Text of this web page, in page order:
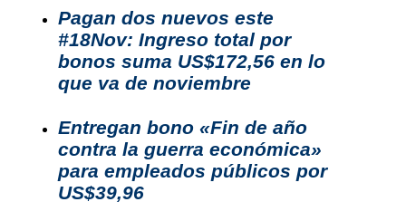
Pagan dos nuevos este
#18Nov: Ingreso total por
bonos suma US$172,56 en lo
que va de noviembre
Entregan bono «Fin de año
contra la guerra económica»
para empleados públicos por
US$39,96